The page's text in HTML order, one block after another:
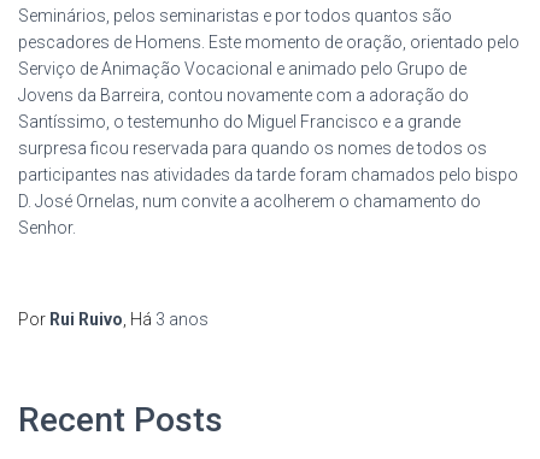
Seminários, pelos seminaristas e por todos quantos são
pescadores de Homens. Este momento de oração, orientado pelo
Serviço de Animação Vocacional e animado pelo Grupo de
Jovens da Barreira, contou novamente com a adoração do
Santíssimo, o testemunho do Miguel Francisco e a grande
surpresa ficou reservada para quando os nomes de todos os
participantes nas atividades da tarde foram chamados pelo bispo
D. José Ornelas, num convite a acolherem o chamamento do
Senhor.
Por Rui Ruivo , Há 3 anos
Recent Posts